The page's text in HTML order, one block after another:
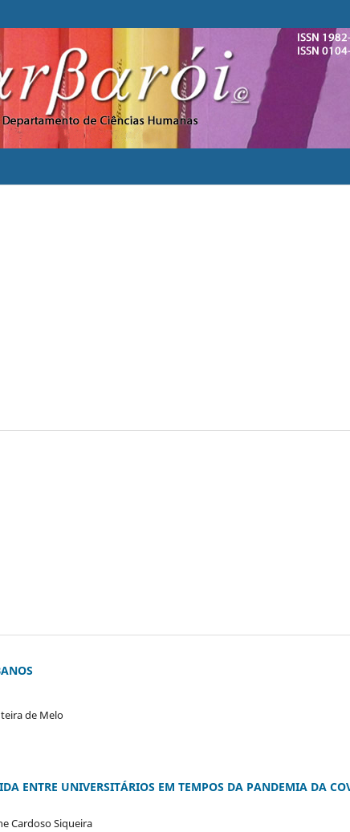
de Melo
ENTRE UNIVERSITÁRIOS EM TEMPOS DA PANDEMIA DA
Cardoso Siqueira